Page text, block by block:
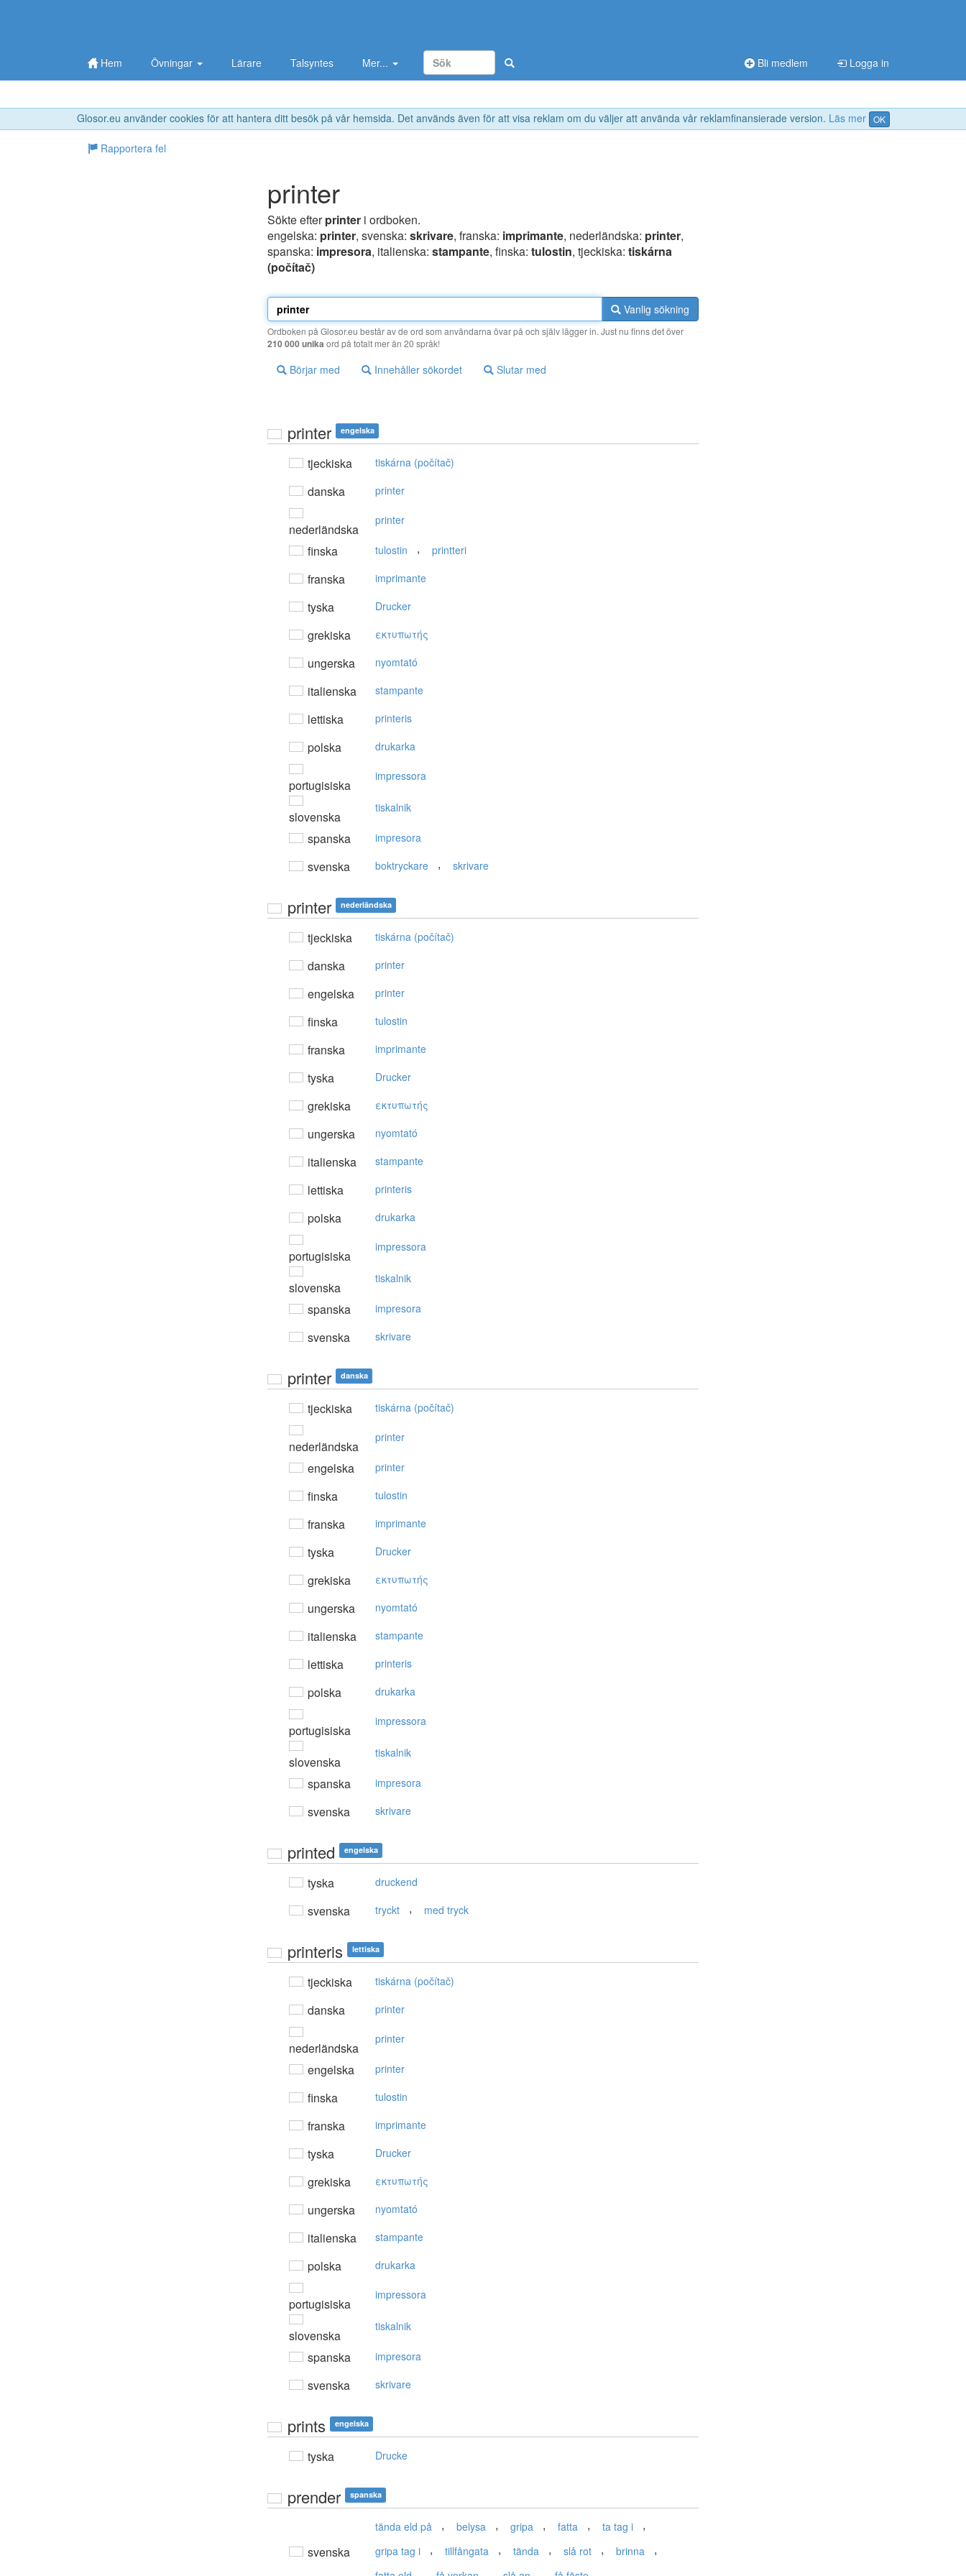
Glosor.eu använder cookies för att hantera ditt besök på vår hemsida. Det används även för att visa reklam om du väljer att använda vår reklamfinansierade version. Läs mer OK
Hem Övningar Lärare Talsyntes Mer... Bli medlem Logga in
Rapportera fel
printer
Sökte efterprinter i ordboken.
engelska: printer, svenska: skrivare, franska: imprimante, nederländska: printer,
spanska: impresora, italienska: stampante, finska: tulostin, tjeckiska: tiskárna
(počítač)
Vanlig sökning
Ordboken på Glosor.eu består av de ord som användarna övar på och själv lägger in. Just nu finns det över
210 000 unika ord på totalt mer än 20 språk!
Börjar med Innehåller sökordet Slutar med
printer engelska
tjeckiska tiskárna (počítač)
danska printer
nederländska
printer
finska tulostin , printteri
franska imprimante
tyska Drucker
grekiska εκτυπωτής
ungerska nyomtató
italienska stampante
lettiska printeris
polska drukarka
portugisiska
impressora
slovenska
tiskalnik
spanska impresora
svenska boktryckare , skrivare
printer nederländska
tjeckiska tiskárna (počítač)
danska printer
engelska printer
finska tulostin
franska imprimante
tyska Drucker
grekiska εκτυπωτής
ungerska nyomtató
italienska stampante
lettiska printeris
polska drukarka
portugisiska
impressora
slovenska
tiskalnik
spanska impresora
svenska skrivare
printer danska
tjeckiska tiskárna (počítač)
nederländska
printer
engelska printer
finska tulostin
franska imprimante
tyska Drucker
grekiska εκτυπωτής
ungerska nyomtató
italienska stampante
lettiska printeris
polska drukarka
portugisiska
impressora
slovenska
tiskalnik
spanska impresora
svenska skrivare
printed engelska
tyska druckend
svenska tryckt , med tryck
printeris lettiska
tjeckiska tiskárna (počítač)
danska printer
nederländska
printer
engelska printer
finska tulostin
franska imprimante
tyska Drucker
grekiska εκτυπωτής
ungerska nyomtató
italienska stampante
polska drukarka
portugisiska
impressora
slovenska
tiskalnik
spanska impresora
svenska skrivare
prints engelska
tyska Drucke
prender spanska
svenska
tända eld på , belysa , gripa , fatta , ta tag i ,
gripa tag i , tillfångata , tända , slå rot , brinna ,